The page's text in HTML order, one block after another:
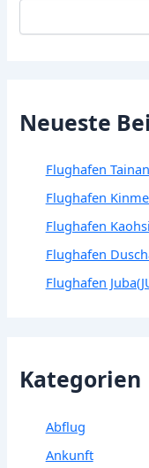
Neueste
Flughafen
Flughafen
Flughafen
Flughafen
Flughafen
Kategorien
Abflug
Ankunft